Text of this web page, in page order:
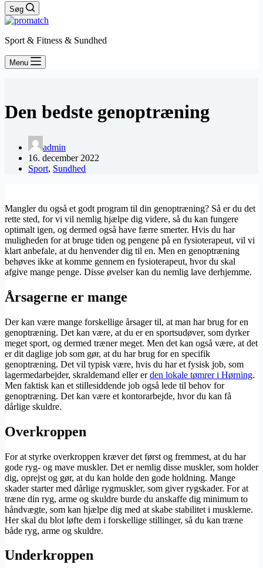
Søg
Sport & Fitness & Sundhed
Menu
Den bedste genoptræning
admin
16. december 2022
Sport, Sundhed
Mangler du også et godt program til din genoptræning? Så er du det
rette sted, for vi vil nemlig hjælpe dig videre, så du kan fungere
optimalt igen, og dermed også have færre smerter. Hvis du har
muligheden for at bruge tiden og pengene på en fysioterapeut, vil vi
klart anbefale, at du henvender dig til en. Men en genoptræning
behøves ikke at komme gennem en fysioterapeut, hvor du skal
afgive mange penge. Disse øvelser kan du nemlig lave derhjemme.
Årsagerne er mange
Der kan være mange forskellige årsager til, at man har brug for en
genoptræning. Det kan være, at du er en sportsudøver, som dyrker
meget sport, og dermed træner meget. Men det kan også være, at det
er dit daglige job som gør, at du har brug for en specifik
genoptræning. Det vil typisk være, hvis du har et fysisk job, som
lagermedarbejder, skraldemand eller erden lokale tømrer i Hørning.
Men faktisk kan et stillesiddende job også lede til behov for
genoptræning. Det kan være et kontorarbejde, hvor du kan få
dårlige skuldre.
Overkroppen
For at styrke overkroppen kræver det først og fremmest, at du har
gode ryg- og mave muskler. Det er nemlig disse muskler, som holder
dig, oprejst og gør, at du kan holde den gode holdning. Mange
skader starter med dårlige rygmuskler, som giver rygskader. For at
træne din ryg, arme og skuldre burde du anskaffe dig minimum to
håndvægte, som kan hjælpe dig med at skabe stabilitet i musklerne.
Her skal du blot løfte dem i forskellige stillinger, så du kan træne
både ryg, arme og skuldre.
Underkroppen